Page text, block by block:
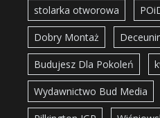
stolarka otworowa
Dobry Montaż
Budujesz Dla Pokoleń
Wydawnictwo Bud Media